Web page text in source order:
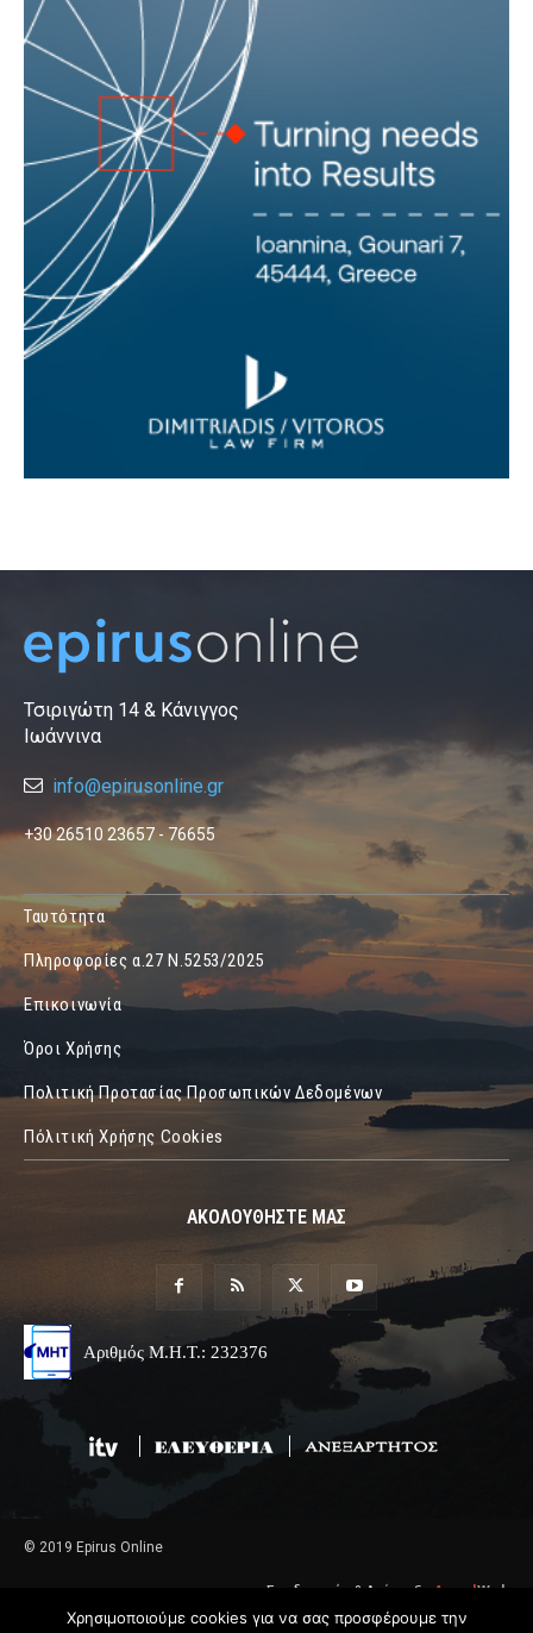
Τσιριγώτη 14 & Κάνιγγος
Ιωάννινα
info@epirusonline.gr
+30 26510 23657 - 76655
Ταυτότητα
Πληροφορίες α.27 Ν.5253/2025
Επικοινωνία
Όροι Χρήσης
Πολιτική Προτασίας Προσωπικών Δεδομένων
Πόλιτική Χρήσης Cookies
ΑΚΟΛΟΥΘΗΣΤΕ ΜΑΣ
Αριθμός Μ.Η.Τ.: 232376
© 2019 Epirus Online
Σχεδιασμός & Ανάπτυξη AngelWeb
Χρησιμοποιούμε cookies για να σας προσφέρουμε την